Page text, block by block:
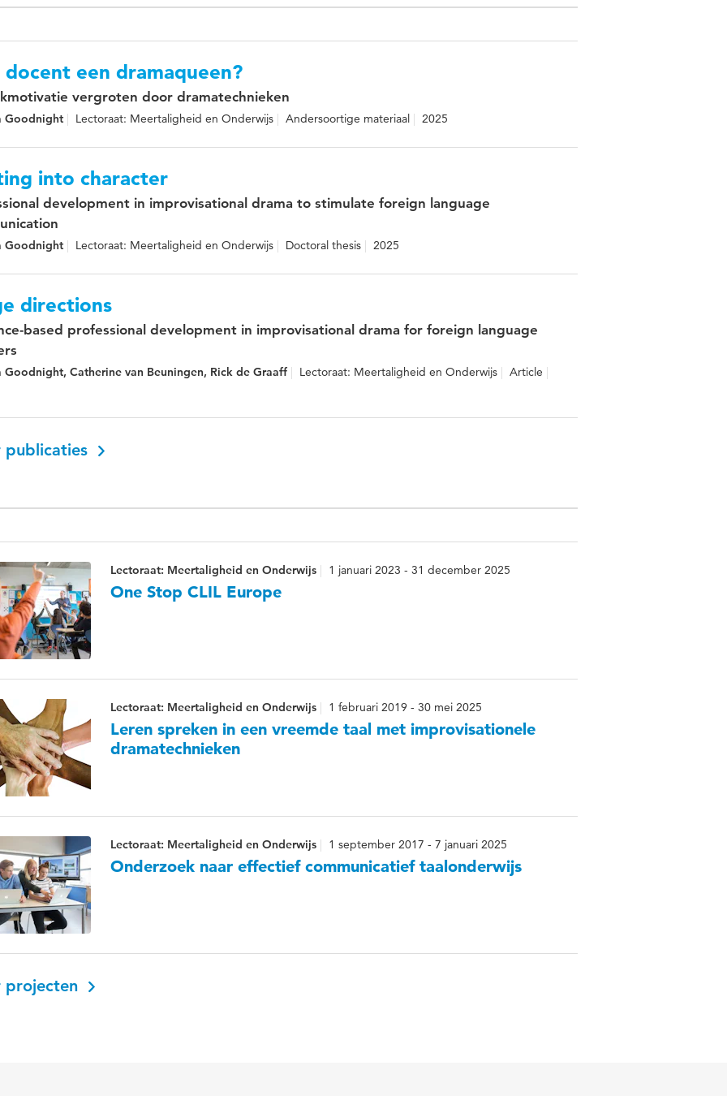
docent een dramaqueen?
vergroten door dramatechnieken
Goodnight Lectoraat: Meertaligheid en Onderwijs Andersoortige materiaal 2025
into character
development in improvisational drama to stimulate foreign language
Goodnight Lectoraat: Meertaligheid en Onderwijs Doctoral thesis 2025
directions
based professional development in improvisational drama for foreign language
Goodnight, Catherine van Beuningen, Rick de Graaff Lectoraat: Meertaligheid en Onderwijs Article
publicaties
Lectoraat: Meertaligheid en Onderwijs 1 januari 2023 - 31 december 2025
One Stop CLIL Europe
Lectoraat: Meertaligheid en Onderwijs 1 februari 2019 - 30 mei 2025
Leren spreken in een vreemde taal met improvisationele
dramatechnieken
Lectoraat: Meertaligheid en Onderwijs 1 september 2017 - 7 januari 2025
Onderzoek naar effectief communicatief taalonderwijs
projecten